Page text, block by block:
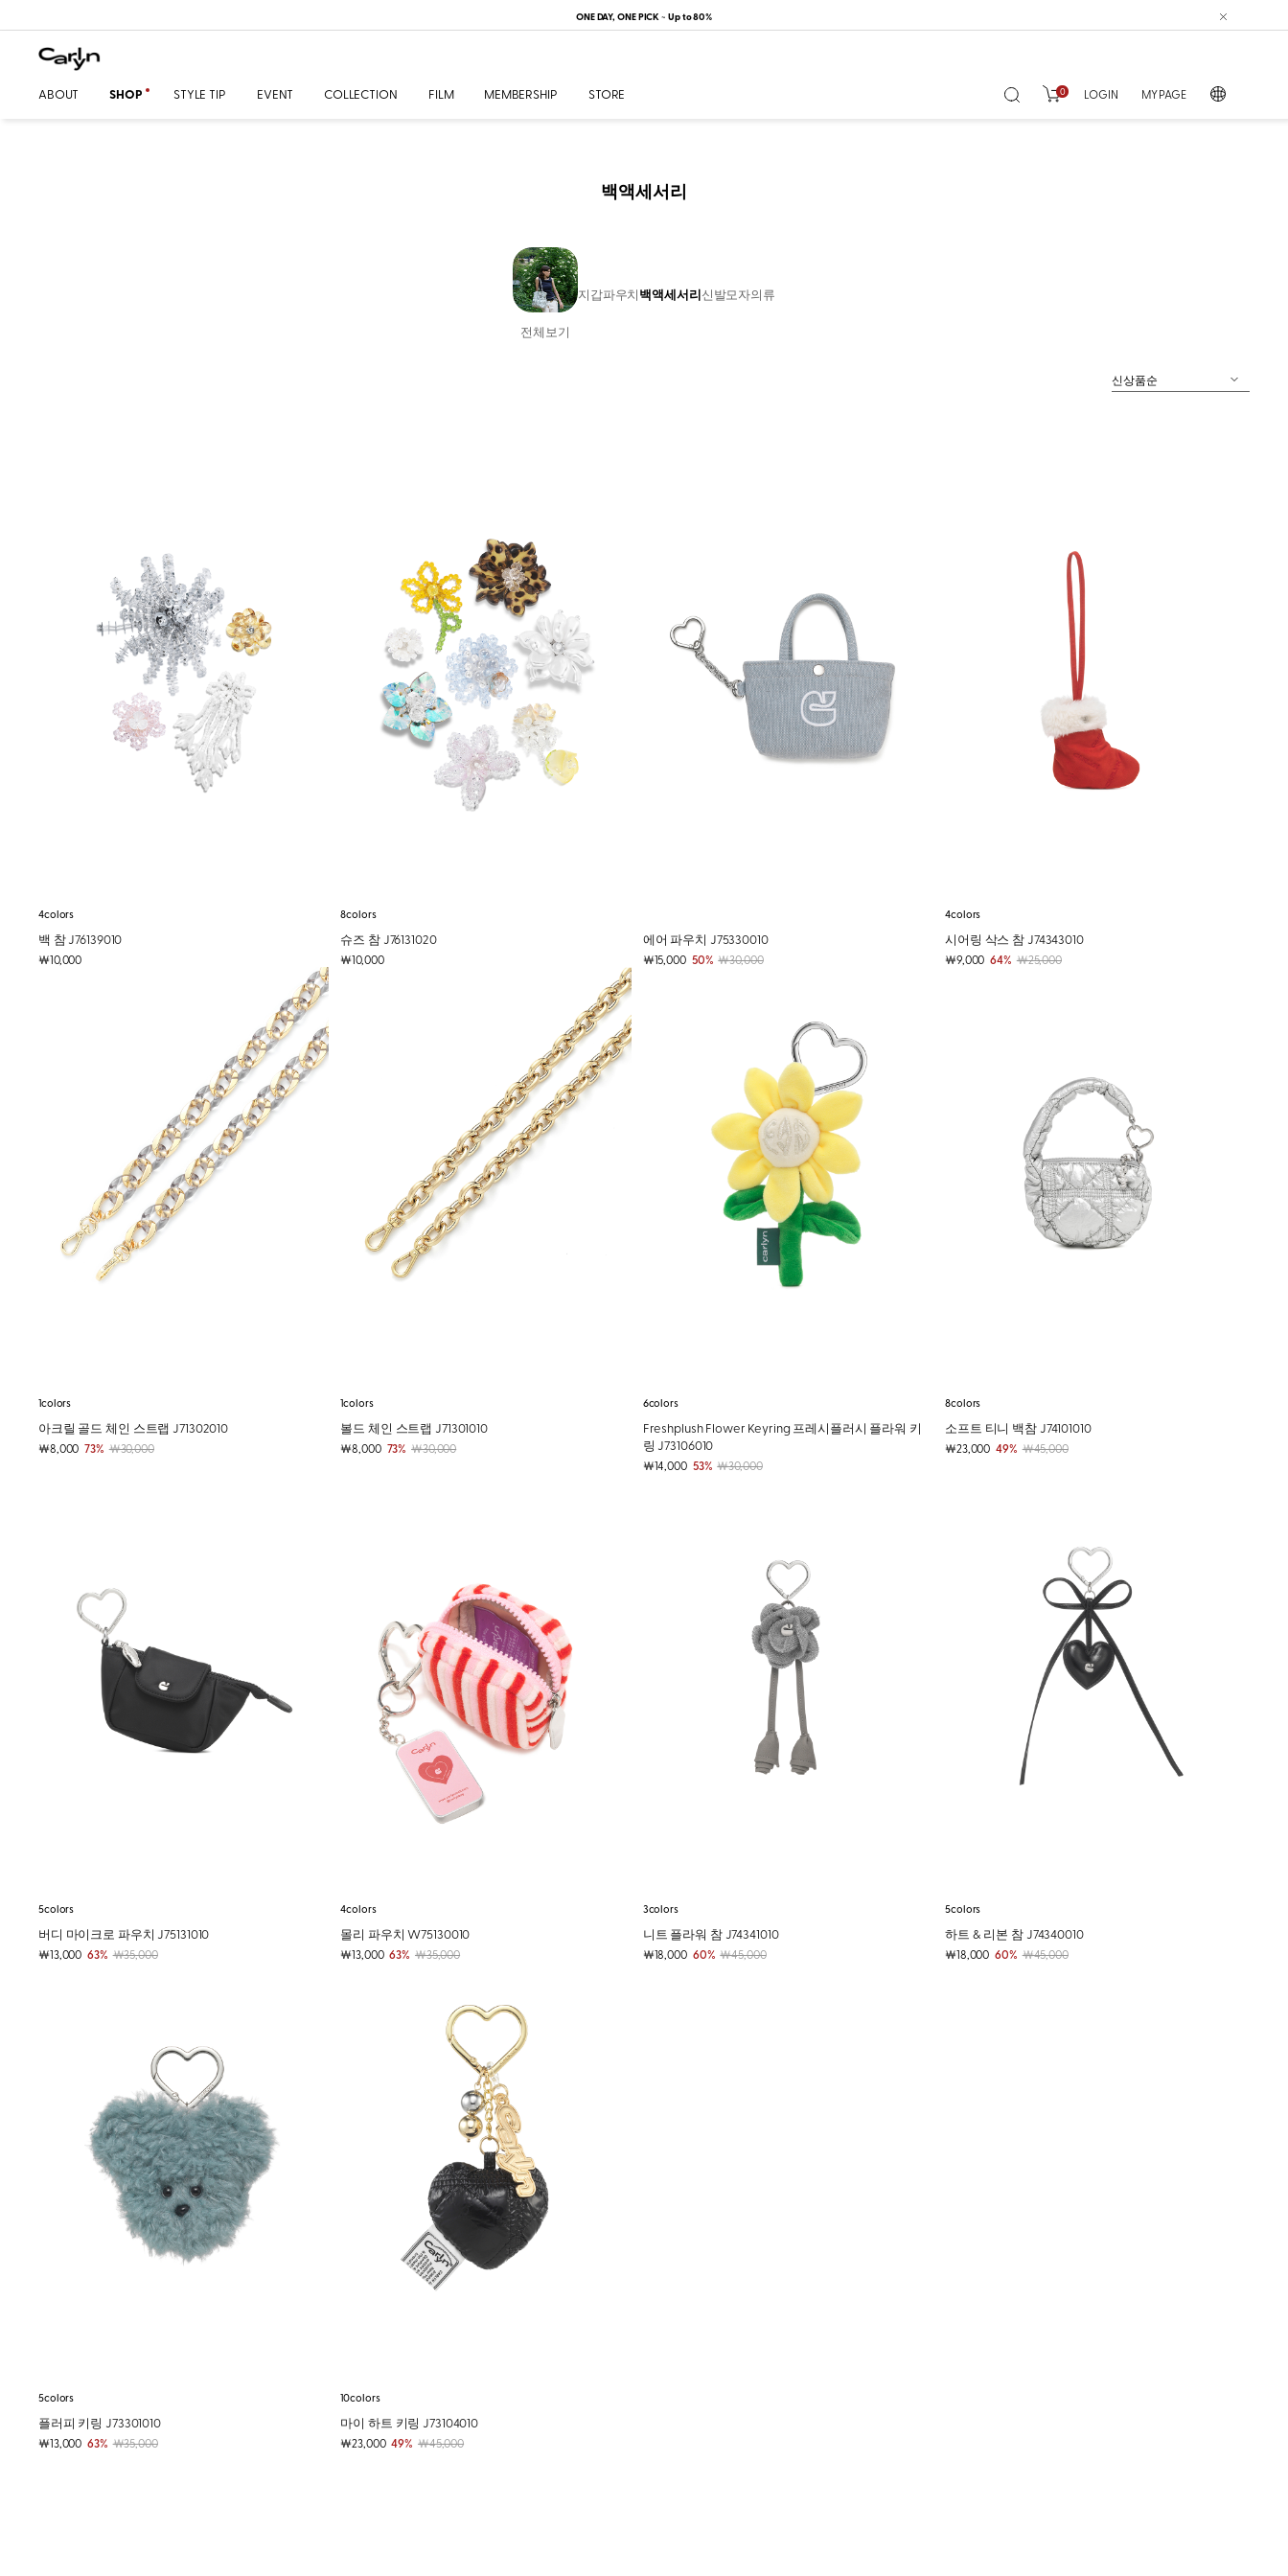
ONE DAY, ONE PICK ~ Up to 80%
ABOUT SHOP STYLE TIP EVENT COLLECTION FILM MEMBERSHIP STORE 0 LOGIN MY PAGE
백액세서리
전체보기
지갑파우치백액세서리신발모자의류
4colors
백 참 J76139010
￦10,000
8colors
슈즈 참 J76131020
￦10,000
에어 파우치 J75330010
￦15,000 50% ￦30,000
4colors
시어링 삭스 참 J74343010
￦9,000 64% ￦25,000
1colors
아크릴 골드 체인 스트랩 J71302010
￦8,000 73% ￦30,000
1colors
볼드 체인 스트랩 J71301010
￦8,000 73% ￦30,000
6colors
Freshplush Flower Keyring 프레시플러시 플라워 키
링 J73106010
￦14,000 53% ￦30,000
8colors
소프트 티니 백참 J74101010
￦23,000 49% ￦45,000
5colors
버디 마이크로 파우치 J75131010
￦13,000 63% ￦35,000
4colors
몰리 파우치 W75130010
￦13,000 63% ￦35,000
3colors
니트 플라워 참 J74341010
￦18,000 60% ￦45,000
5colors
하트 & 리본 참 J74340010
￦18,000 60% ￦45,000
5colors
플러피 키링 J73301010
￦13,000 63% ￦35,000
10colors
마이 하트 키링 J73104010
￦23,000 49% ￦45,000